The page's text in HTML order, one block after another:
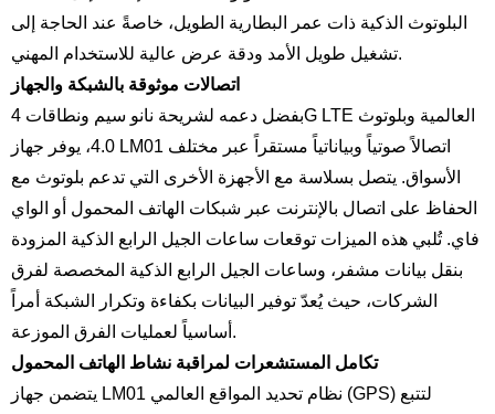
البلوتوث الذكية ذات عمر البطارية الطويل، خاصةً عند الحاجة إلى
تشغيل طويل الأمد ودقة عرض عالية للاستخدام المهني.
اتصالات موثوقة بالشبكة والجهاز
بفضل دعمه لشريحة نانو سيم ونطاقات 4G LTE العالمية وبلوتوث
4.0، يوفر جهاز LM01 اتصالاً صوتياً وبياناتياً مستقراً عبر مختلف
الأسواق. يتصل بسلاسة مع الأجهزة الأخرى التي تدعم بلوتوث مع
الحفاظ على اتصال بالإنترنت عبر شبكات الهاتف المحمول أو الواي
فاي. تُلبي هذه الميزات توقعات ساعات الجيل الرابع الذكية المزودة
بنقل بيانات مشفر، وساعات الجيل الرابع الذكية المخصصة لفرق
الشركات، حيث يُعدّ توفير البيانات بكفاءة وتكرار الشبكة أمراً
أساسياً لعمليات الفرق الموزعة.
تكامل المستشعرات لمراقبة نشاط الهاتف المحمول
يتضمن جهاز LM01 نظام تحديد المواقع العالمي (GPS) لتتبع